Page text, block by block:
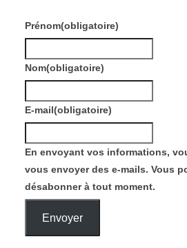
Prénom(obligatoire)
Nom(obligatoire)
E-mail(obligatoire)
En envoyant vos informations,
vous envoyer des e-mails. Vous
désabonner à tout moment.
Envoyer